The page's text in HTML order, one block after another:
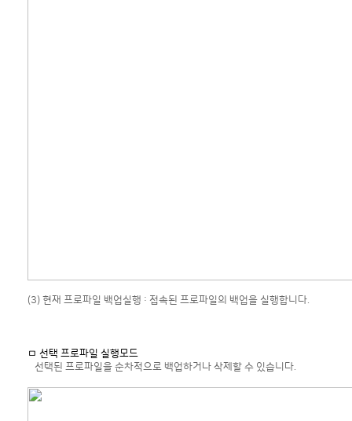
(3) 현재 프로파일 백업실행 : 접속된 프로파일의 백업을 실행합니다.
ㅁ 선택 프로파일 실행모드
선택된 프로파일을 순차적으로 백업하거나 삭제할 수 있습니다.